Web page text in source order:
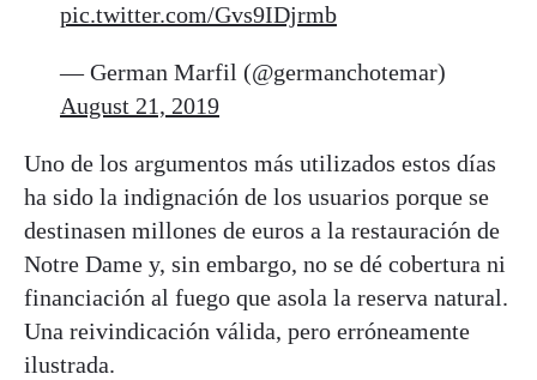
pic.twitter.com/Gvs9IDjrmb
— German Marfil (@germanchotemar)
August 21, 2019
Uno de los argumentos más utilizados estos días
ha sido la indignación de los usuarios porque se
destinasen millones de euros a la restauración de
Notre Dame y, sin embargo, no se dé cobertura ni
financiación al fuego que asola la reserva natural.
Una reivindicación válida, pero erróneamente
ilustrada.